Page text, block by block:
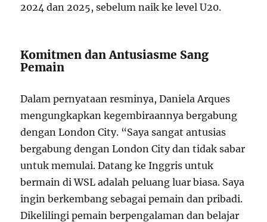
2024 dan 2025, sebelum naik ke level U20.
Komitmen dan Antusiasme Sang
Pemain
Dalam pernyataan resminya, Daniela Arques
mengungkapkan kegembiraannya bergabung
dengan London City. “Saya sangat antusias
bergabung dengan London City dan tidak sabar
untuk memulai. Datang ke Inggris untuk
bermain di WSL adalah peluang luar biasa. Saya
ingin berkembang sebagai pemain dan pribadi.
Dikelilingi pemain berpengalaman dan belajar